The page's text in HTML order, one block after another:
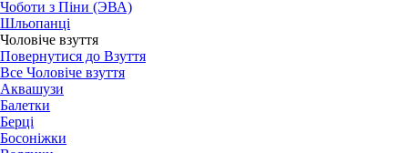
Чоботи з Піни (ЭВА)
Шльопанці
Чоловіче взуття
Повернутися до Взуття
Все Чоловіче взуття
Аквашузи
Балетки
Берці
Босоніжки